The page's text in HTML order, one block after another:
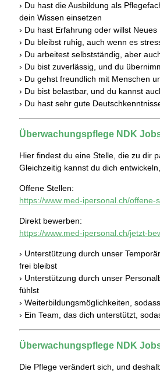
› Du hast die Ausbildung als
dein Wissen einsetzen
› Du hast Erfahrung oder willst
› Du bleibst ruhig, auch wenn es
› Du arbeitest selbstständig, aber
› Du bist zuverlässig, und du
› Du gehst freundlich mit Menschen
› Du bist belastbar, und du kannst
› Du hast sehr gute
Überwachungspflege NDK
Hier findest du eine Stelle, die zu dir
Gleichzeitig kannst du dich
Offene Stellen:
https://www.med-ipersonal.ch/offene-
Direkt bewerben:
https://www.med-ipersonal.ch/jetzt-
› Unterstützung durch unser
frei bleibst
› Unterstützung durch unser
fühlst
› Weiterbildungsmöglichkeiten,
› Ein Team, das dich unterstützt,
Überwachungspflege NDK
Die Pflege verändert sich, und